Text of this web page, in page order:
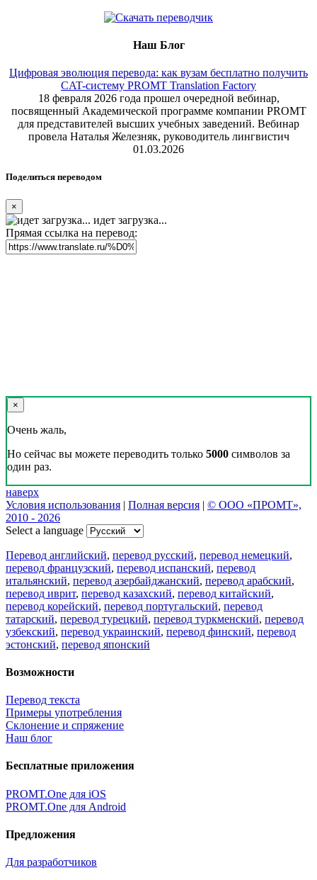
Наш Блог
Цифровая эволюция перевода: как вузам бесплатно получить
CAT-систему PROMT Translation Factory
18 февраля 2026 года прошел очередной вебинар,
посвященный Академической программе компании PROMT
для представителей высших учебных заведений. Вебинар
провела Наталья Железняк, руководитель лингвистич
01.03.2026
Поделиться переводом
×
идет загрузка...
Прямая ссылка на перевод:
×
Очень жаль,
Но сейчас вы можете переводить только 5000 символов за
один раз.
наверх
Условия использования | Полная версия | © ООО «ПРОМТ»,
2010 - 2026
Select a language
Перевод английский, перевод русский, перевод немецкий,
перевод французский, перевод испанский, перевод
итальянский, перевод азербайджанский, перевод арабский,
перевод иврит, перевод казахский, перевод китайский,
перевод корейский, перевод португальский, перевод
татарский, перевод турецкий, перевод туркменский, перевод
узбекский, перевод украинский, перевод финский, перевод
эстонский, перевод японский
Возможности
Перевод текста
Примеры употребления
Склонение и спряжение
Наш блог
Бесплатные приложения
PROMT.One для iOS
PROMT.One для Android
Предложения
Для разработчиков